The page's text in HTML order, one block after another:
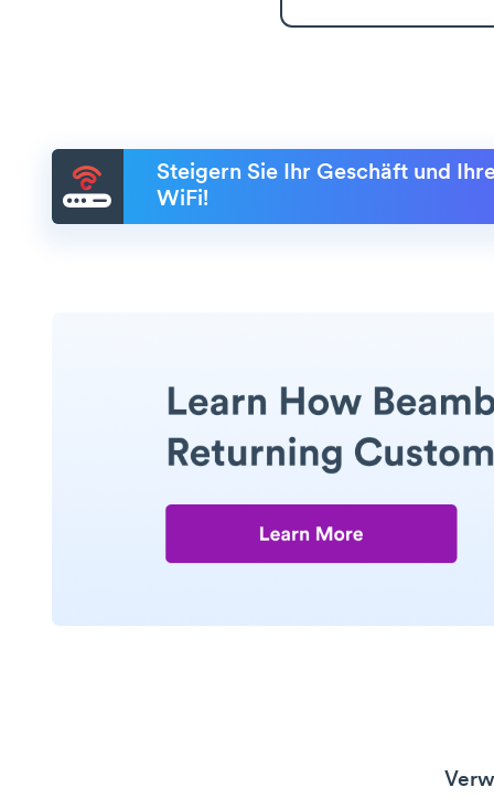
Steigern Sie Ihr Geschäft und
WiFi!